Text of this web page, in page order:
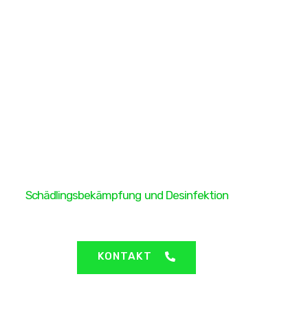
Schädlingsbekämpfung und Desinfektion
KONTAKT